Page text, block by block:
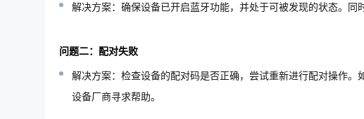
解决方案：确保设备已开启蓝牙功能，并处于可被发现的状态。
问题二：配对失败
解决方案：检查设备的配对码是否正确，尝试重新进行配对操作
设备厂商寻求帮助。